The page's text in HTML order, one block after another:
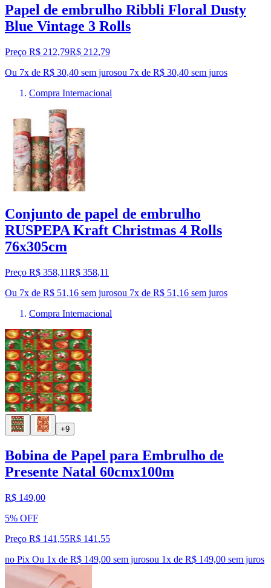
Papel de embrulho Ribbli Floral Dusty
Blue Vintage 3 Rolls
Preço R$ 212,79R$ 212,79
Ou 7x de R$ 30,40 sem jurosou 7x de R$ 30,40 sem juros
Compra Internacional
Conjunto de papel de embrulho
RUSPEPA Kraft Christmas 4 Rolls
76x305cm
Preço R$ 358,11R$ 358,11
Ou 7x de R$ 51,16 sem jurosou 7x de R$ 51,16 sem juros
Compra Internacional
+9
Bobina de Papel para Embrulho de
Presente Natal 60cmx100m
R$ 149,00
5% OFF
Preço R$ 141,55R$ 141 ,55
no Pix Ou 1x de R$ 149,00 sem jurosou 1x de R$ 149,00 sem juros